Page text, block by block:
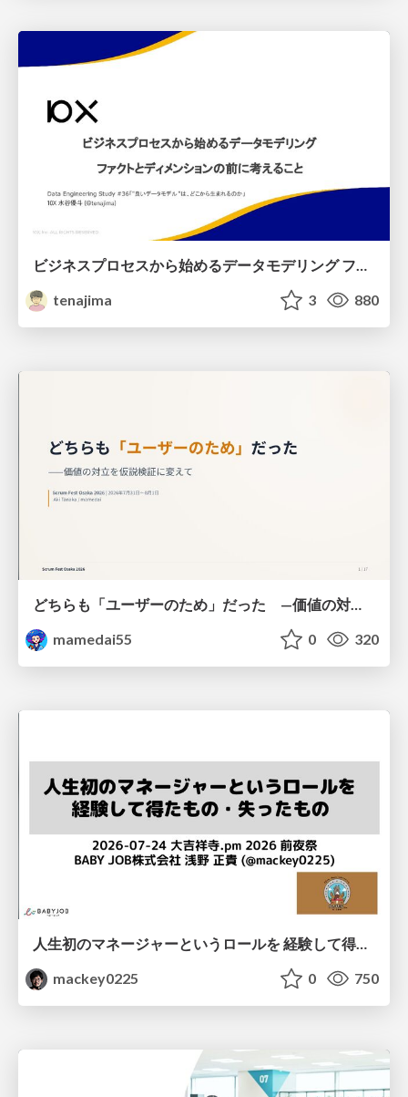
tenajima
3 880
どちらも「ユーザーのため」だった —価値の対立を仮説検証に変えて #Scrumfest Osaka 2026
mamedai55
0 320
人生初のマネージャーというロールを 経験して得たもの・失ったもの / Reflections on My First Manager Role
mackey0225
0 750